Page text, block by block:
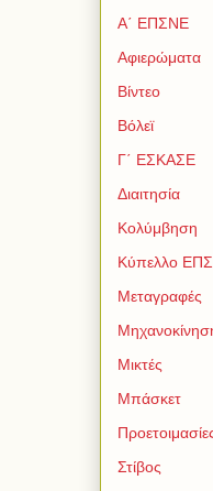
Α΄ ΕΠΣΝΕ
Αφιερώματα
Βίντεο
Βόλεϊ
Γ΄ ΕΣΚΑΣΕ
Διαιτησία
Κολύμβηση
Κύπελλο
Μεταγραφές
Μικτές
Μπάσκετ
Στίβος